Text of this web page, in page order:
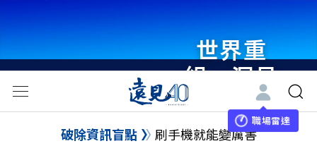
世界重
組・洞見
未來 與
世界領袖
職場雷達
破除資訊盲點 刷手機就能變厲害